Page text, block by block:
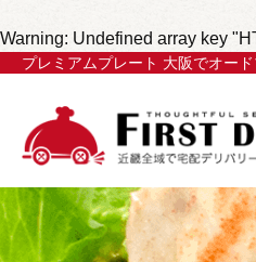
Warning: Undefined array key
プレミアムプレート 大阪でオー